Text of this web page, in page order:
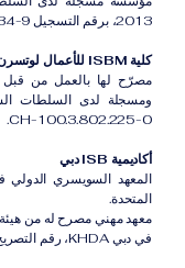
2013، برقم التسجيل CH-170.4.012.134-9.
كلية ISBM للأعمال لوتسرن
مصرّح لها بالعمل من قبل
ومسجلة لدى السلطات
CH-100.3.802.225-0.
أكاديمية ISB دبي
المعهد السويسري الدولي
المتحدة.
معهد مهني مصرح له من هيئة
في دبي KHDA، رقم التصريح 631419.